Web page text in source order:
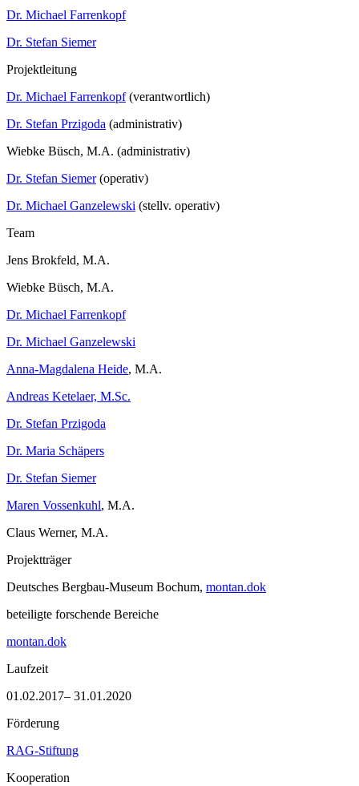
Dr. Michael Farrenkopf
Dr. Stefan Siemer
Projektleitung
Dr. Michael Farrenkopf(verantwortlich)
Dr. Stefan Przigoda (administrativ)
Wiebke Büsch, M.A. (administrativ)
Dr. Stefan Siemer(operativ)
Dr. Michael Ganzelewski (stellv. operativ)
Team
Jens Brokfeld, M.A.
Wiebke Büsch, M.A.
Dr. Michael Farrenkopf
Dr. Michael Ganzelewski
Anna-Magdalena Heide, M.A.
Andreas Ketelaer, M.Sc.
Dr. Stefan Przigoda
Dr. Maria Schäpers
Dr. Stefan Siemer
Maren Vossenkuhl, M.A.
Claus Werner, M.A.
Projektträger
Deutsches Bergbau-Museum Bochum, montan.dok
beteiligte forschende Bereiche
montan.dok
Laufzeit
01.02.2017– 31.01.2020
Förderung
RAG-Stiftung
Kooperation